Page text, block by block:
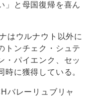
」と母国復帰を喜ん
はウルナウト以外に
トンチェク・シュテ
・パイエンク、セッ
時に獲得している。
バレーリュブリャ